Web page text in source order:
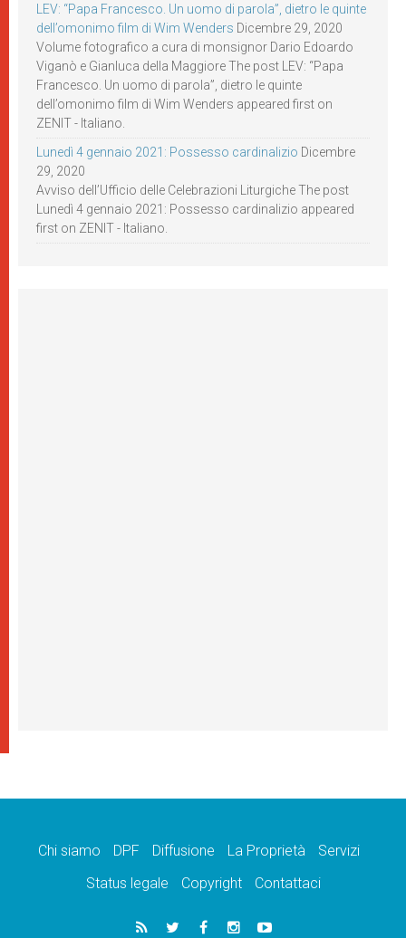
LEV: “Papa Francesco. Un uomo di parola”, dietro le quinte
dell’omonimo film di Wim Wenders Dicembre 29, 2020
Volume fotografico a cura di monsignor Dario Edoardo
Viganò e Gianluca della Maggiore The post LEV: “Papa
Francesco. Un uomo di parola”, dietro le quinte
dell’omonimo film di Wim Wenders appeared first on
ZENIT - Italiano.
Lunedì 4 gennaio 2021: Possesso cardinalizio Dicembre
29, 2020
Avviso dell’Ufficio delle Celebrazioni Liturgiche The post
Lunedì 4 gennaio 2021: Possesso cardinalizio appeared
first on ZENIT - Italiano.
Chi siamo DPF Diffusione La Proprietà
Servizi
Status legale
Copyright Contattaci